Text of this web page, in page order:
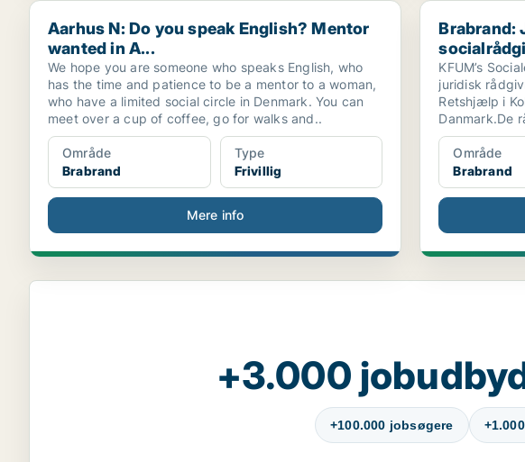
Aarhus N: Do you speak English? Mentor wanted in A...
Aarhus N: Do you speak English? Mentor
wanted in A...
We hope you are someone who speaks English, who
has the time and patience to be a mentor to a woman,
who have a limited social circle in Denmark. You can
meet over a cup of coffee, go for walks and..
Område
Brabrand
Type
Frivillig
Mere info
Brabrand:
Brabrand:
KFUM’s
juridisk
Retshjælp i
Danmark.De
Område
Brabrand
+3.000
+100.000 jobsøgere